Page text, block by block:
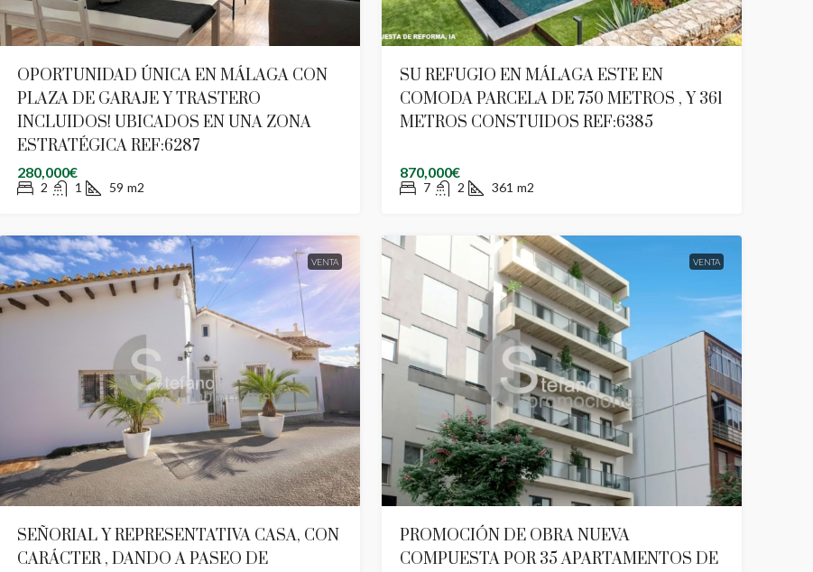
OPORTUNIDAD ÚNICA EN MÁLAGA CON
PLAZA DE GARAJE Y TRASTERO
INCLUIDOS! UBICADOS EN UNA ZONA
ESTRATÉGICA REF:6287
280,000€
2 1 59 m2
SU REFUGIO EN MÁLAGA ESTE EN
COMODA PARCELA DE 750 METROS , Y 361
METROS CONSTUIDOS REF:6385
870,000€
7 2 361 m2
VENTA
SEÑORIAL Y REPRESENTATIVA CASA, CON
CARÁCTER , DANDO A PASEO DE
VENTA
PROMOCIÓN DE OBRA NUEVA
COMPUESTA POR 35 APARTAMENTOS DE